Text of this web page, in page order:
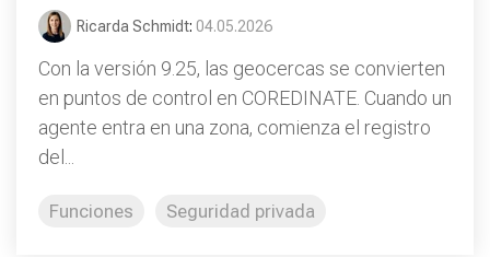
Ricarda Schmidt: 04.05.2026
Con la versión 9.25, las geocercas se convierten
en puntos de control en COREDINATE. Cuando un
agente entra en una zona, comienza el registro
del...
Funciones Seguridad privada